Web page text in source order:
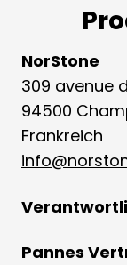
NorStone
309 avenue
94500
Frankreich
Pannes